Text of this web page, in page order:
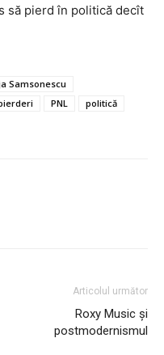
să pierd în politică decît
Samsonescu
PNL
politică
Articolul următor
Roxy Music și
postmodernismul